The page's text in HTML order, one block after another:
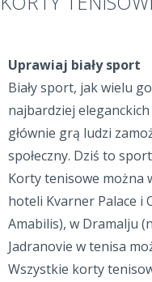
Uprawiaj biały sport
Biały sport, jak wielu
najbardziej eleganckich
głównie grą ludzi
społeczny. Dziś to
Korty tenisowe można
hoteli Kvarner Palace i
Amabilis), w Dramalju
Jadranovie w tenisa
Wszystkie korty